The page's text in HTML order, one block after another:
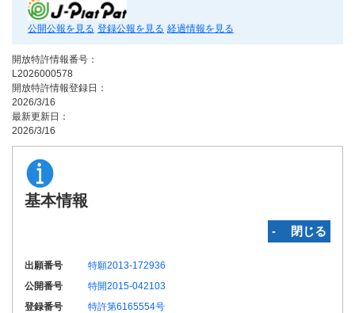
公開公報を見る 登録公報を見る 経過情報を見る
開放特許情報番号：
L2026000578
開放特許情報登録日：
2026/3/16
最新更新日：
2026/3/16
基本情報
‐ 閉じる
出願番号
特願2013-172936
公開番号
特開2015-042103
登録番号
特許第6165554号